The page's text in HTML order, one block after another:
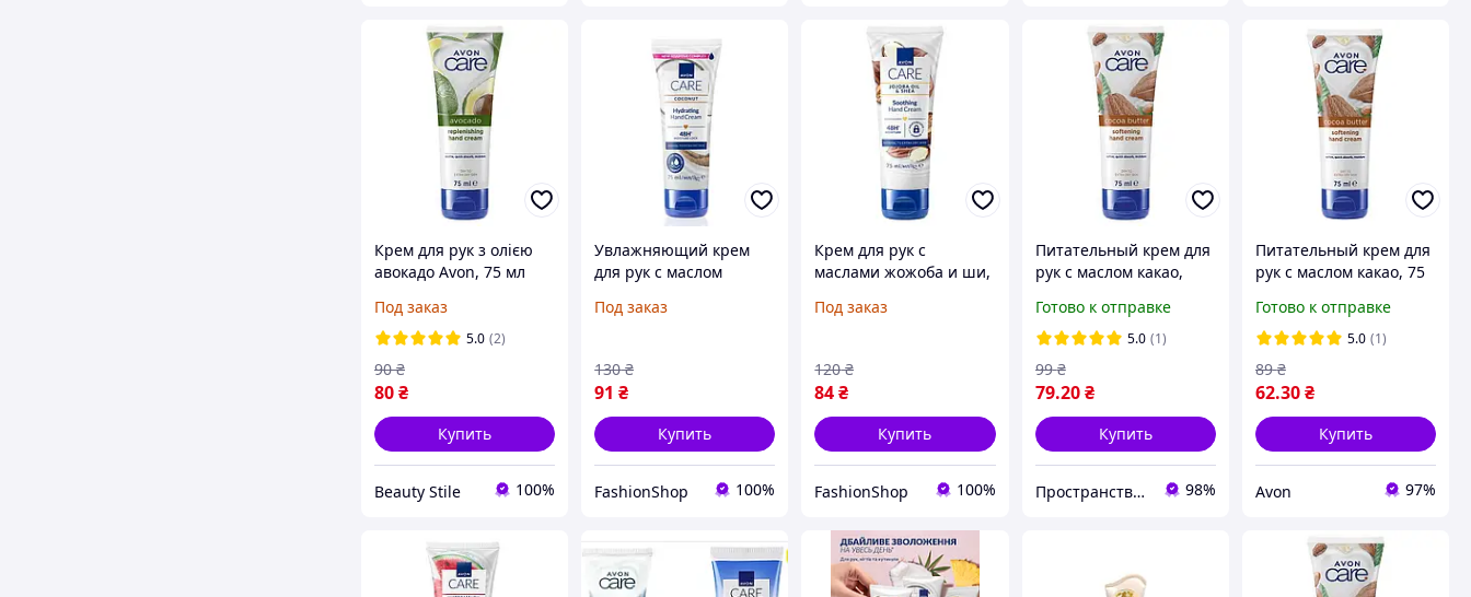
Крем для рук з олією
авокадо Avon, 75 мл
Под заказ
5.0 (2)
80₴
90 ₴
Купить
Beauty Stile 100%
Увлажняющий крем
для рук с маслом
Под заказ
91 ₴
130 ₴
Купить
FashionShop 100%
Крем для рук с
маслами жожоба и ши,
Под заказ
84₴
120 ₴
Купить
FashionShop 100%
Питательный крем для
рук с маслом какао,
Готово к отправке
5.0 (1)
79.20 ₴
99 ₴
Купить
Пространство Красоты 98%
Питательный крем для
рук с маслом какао, 75
Готово к отправке
5.0 (1)
62.30₴
89 ₴
Купить
Avon 97%